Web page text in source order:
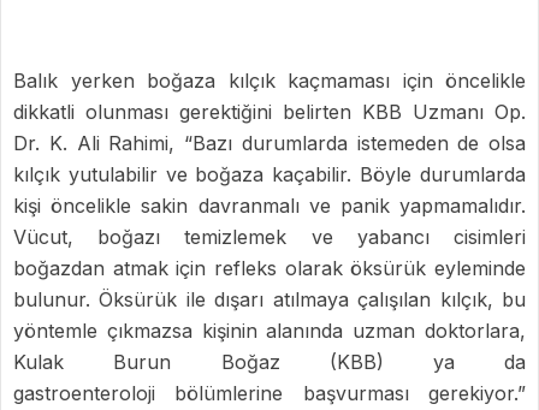
Balık yerken boğaza kılçık kaçmaması için öncelikle
dikkatli olunması gerektiğini belirten KBB Uzmanı Op.
Dr. K. Ali Rahimi, “Bazı durumlarda istemeden de olsa
kılçık yutulabilir ve boğaza kaçabilir. Böyle durumlarda
kişi öncelikle sakin davranmalı ve panik yapmamalıdır.
Vücut, boğazı temizlemek ve yabancı cisimleri
boğazdan atmak için refleks olarak öksürük eyleminde
bulunur. Öksürük ile dışarı atılmaya çalışılan kılçık, bu
yöntemle çıkmazsa kişinin alanında uzman doktorlara,
Kulak Burun Boğaz (KBB)
ya da
gastroenteroloji bölümlerine başvurması gerekiyor.”